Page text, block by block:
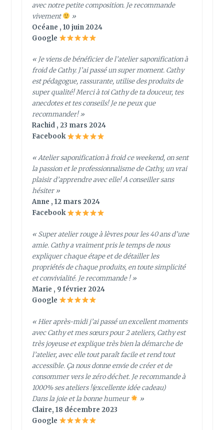
avec notre petite composition. Je recommande
vivement
»
Océane , 10 juin 2024
Google
« Je viens de bénéficier de l’atelier saponification à
froid de Cathy. J’ai passé un super moment. Cathy
est pédagogue, rassurante, utilise des produits de
super qualité! Merci à toi Cathy de ta douceur, tes
anecdotes et tes conseils! Je ne peux que
recommander! »
Rachid , 23 mars 2024
Facebook
« Atelier saponification à froid ce weekend, on sent
la passion et le professionnalisme de Cathy, un vrai
plaisir d’apprendre avec elle! A conseiller sans
hésiter »
Anne , 12 mars 2024
Facebook
« Super atelier rouge à lèvres pour les 40 ans d’une
amie. Cathy a vraiment pris le temps de nous
expliquer chaque étape et de détailler les
propriétés de chaque produits, en toute simplicité
et convivialité. Je recommande ! »
Marie , 9 février 2024
Google
« Hier après-midi j’ai passé un excellent moments
avec Cathy et mes sœurs pour 2 ateliers, Cathy est
très joyeuse et explique très bien la démarche de
l’atelier, avec elle tout paraît facile et rend tout
accessible. Ça nous donne envie de créer et de
consommer vers le zéro déchet. Je recommande à
1000% ses ateliers !(excellente idée cadeau)
Dans la joie et la bonne humeur
»
Claire, 18 décembre 2023
Google